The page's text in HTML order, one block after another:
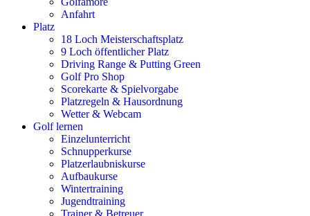
Anfahrt
Platz
18 Loch Meisterschaftsplatz
9 Loch öffentlicher Platz
Driving Range & Putting Green
Golf Pro Shop
Scorekarte & Spielvorgabe
Platzregeln & Hausordnung
Wetter & Webcam
Golf lernen
Einzelunterricht
Schnupperkurse
Platzerlaubniskurse
Aufbaukurse
Wintertraining
Jugendtraining
Trainer & Betreuer